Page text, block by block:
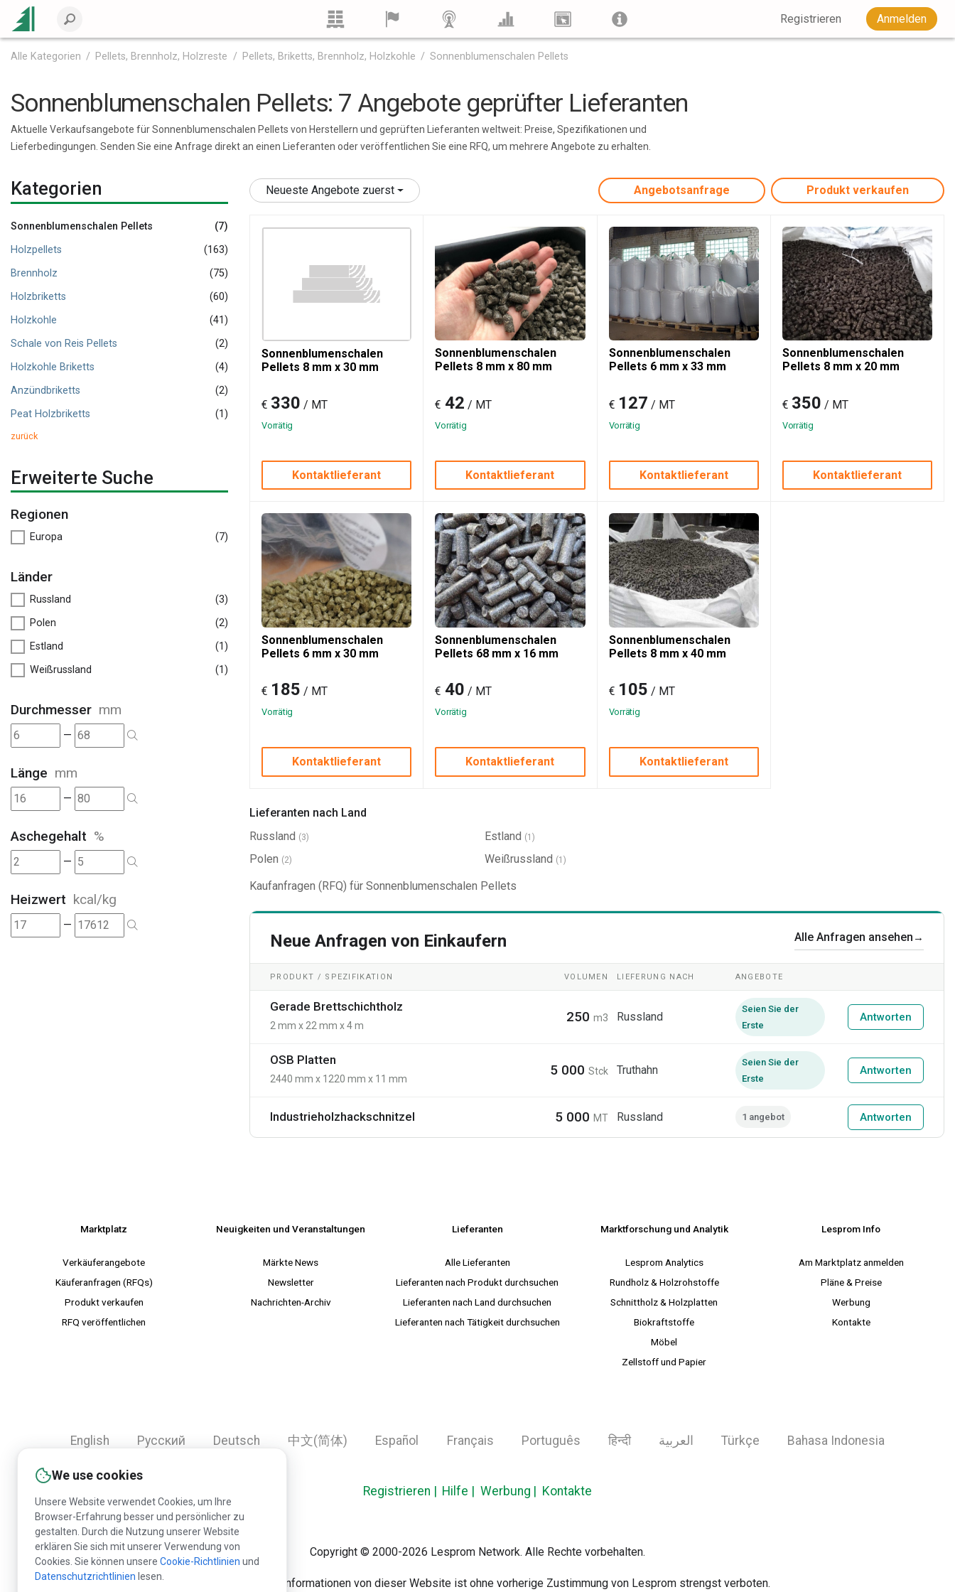
Registrieren Anmelden
Alle Kategorien Pellets, Brennholz, Holzreste Pellets, Briketts, Brennholz, Holzkohle Sonnenblumenschalen Pellets
Sonnenblumenschalen Pellets: 7 Angebote geprüfter Lieferanten
Aktuelle Verkaufsangebote für Sonnenblumenschalen Pellets von Herstellern und geprüften Lieferanten weltweit: Preise, Spezifikationen und
Lieferbedingungen. Senden Sie eine Anfrage direkt an einen Lieferanten oder veröffentlichen Sie eine RFQ, um mehrere Angebote zu erhalten.
Kategorien
(7)
Sonnenblumenschalen Pellets
(163)
Holzpellets
(75)
Brennholz
(60)
Holzbriketts
(41)
Holzkohle
(2)
Schale von Reis Pellets
(4)
Holzkohle Briketts
(2)
Anzündbriketts
(1)
Peat Holzbriketts
zurück
Erweiterte Suche
Regionen
(7)
Europa
Länder
(3)
Russland
(2)
Polen
(1)
Estland
(1)
Weißrussland
Durchmesser mm
—
Länge mm
—
Aschegehalt %
—
Heizwert kcal/kg
—
Neueste Angebote zuerst Angebotsanfrage Produkt verkaufen
Sonnenblumenschalen
Pellets 8 mm x 30 mm
€ 330 / MT
Vorrätig
Kontaktlieferant
Sonnenblumenschalen
Pellets 8 mm x 80 mm
€ 42 / MT
Vorrätig
Kontaktlieferant
Sonnenblumenschalen
Pellets 6 mm x 33 mm
€ 127 / MT
Vorrätig
Kontaktlieferant
Sonnenblumenschalen
Pellets 8 mm x 20 mm
€ 350 / MT
Vorrätig
Kontaktlieferant
Sonnenblumenschalen
Pellets 6 mm x 30 mm
€ 185 / MT
Vorrätig
Kontaktlieferant
Sonnenblumenschalen
Pellets 68 mm x 16 mm
€ 40 / MT
Vorrätig
Kontaktlieferant
Sonnenblumenschalen
Pellets 8 mm x 40 mm
€ 105 / MT
Vorrätig
Kontaktlieferant
Lieferanten nach Land
Russland (3)
Polen (2)
Estland (1)
Weißrussland (1)
Kaufanfragen (RFQ) für Sonnenblumenschalen Pellets
Neue Anfragen von Einkaufern Alle Anfragen ansehen →
PRODUKT / SPEZIFIKATION VOLUMEN LIEFERUNG NACH ANGEBOTE
Gerade Brettschichtholz
2 mm x 22 mm x 4 m
250m3 Russland
Seien Sie der
Erste
Antworten
OSB Platten
2440 mm x 1220 mm x 11 mm
5 000Stck Truthahn
Seien Sie der
Erste
Antworten
Industrieholzhackschnitzel 5 000MT Russland 1 angebot Antworten
We use cookies
Unsere Website verwendet Cookies, um Ihre
Browser-Erfahrung besser und persönlicher zu
gestalten. Durch die Nutzung unserer Website
erklären Sie sich mit unserer Verwendung von
Cookies. Sie können unsere Cookie-Richtlinien und
Datenschutzrichtlinien lesen.
Marktplatz
Verkäuferangebote
Käuferanfragen (RFQs)
Produkt verkaufen
RFQ veröffentlichen
Neuigkeiten und Veranstaltungen
Märkte News
Newsletter
Nachrichten-Archiv
Lieferanten
Alle Lieferanten
Lieferanten nach Produkt durchsuchen
Lieferanten nach Land durchsuchen
Lieferanten nach Tätigkeit durchsuchen
Marktforschung und Analytik
Lesprom Analytics
Rundholz & Holzrohstoffe
Schnittholz & Holzplatten
Biokraftstoffe
Möbel
Zellstoff und Papier
Lesprom Info
Am Marktplatz anmelden
Pläne & Preise
Werbung
Kontakte
English Русский Deutsch 中文(简体) Español Français Português हिन्दी العربية Türkçe Bahasa Indonesia
Registrieren Hilfe Werbung Kontakte
Copyright © 2000-2026 Lesprom Network. Alle Rechte vorbehalten.
Die Publikation der Informationen von dieser Website ist ohne vorherige Zustimmung von Lesprom strengst verboten.